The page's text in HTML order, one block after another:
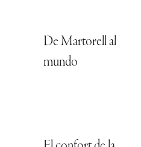
De Martorell al
mundo